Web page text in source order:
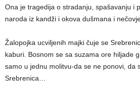
Ona je tragedija o stradanju, spašavanju i
naroda iz kandži i okova dušmana i
Žalopojka ucviljenih majki čuje se
kaburi. Bosnom se sa suzama ore hiljade
samo u jednu molitvu-da se ne ponovi, da
Srebrenica…